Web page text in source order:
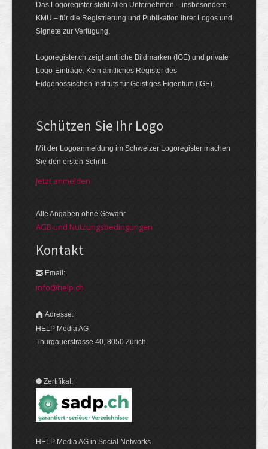
Das Logoregister steht allen Unternehmen – insbesondere
KMU – für die Registrierung und Publikation ihrer Logos und
Signete zur Verfügung.
Logoregister.ch zeigt amtliche Bildmarken (IGE) und private
Logo-Einträge. Kein amtliches Register des
Eidgenössischen Instituts für Geistiges Eigentum (IGE).
Schützen Sie Ihr Logo
Mit der Logo­an­meldung im Schweizer Logo­register machen
Sie den ersten Schritt.
Jetzt anmelden
Alle Angaben ohne Gewähr
AGB und Nutzungsbedingungen
Kontakt
Email:
info@help.ch
Adresse:
HELP Media AG
Thurgauerstrasse 40, 8050 Zürich
Zertifikat:
HELP Media AG in Social Networks